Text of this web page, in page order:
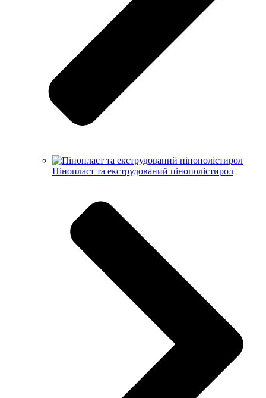
Пінопласт та екструдований пінополістирол